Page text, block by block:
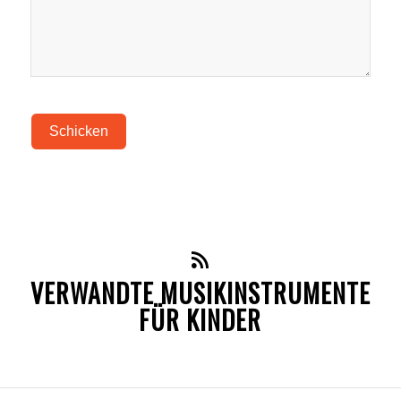
Schicken
VERWANDTE MUSIKINSTRUMENTE
FÜR KINDER